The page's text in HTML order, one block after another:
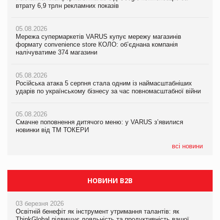
втрату 6,9 трлн рекламних показів
05.08.2026
Мережа супермаркетів VARUS купує мережу магазинів
формату convenience store КОЛО: об’єднана компанія
налічуватиме 374 магазини
05.08.2026
Російська атака 5 серпня стала одним із наймасштабніших
ударів по українському бізнесу за час повномасштабної війни
05.08.2026
Смачне поповнення дитячого меню: у VARUS з’явилися
новинки від ТМ ТОКЕРИ
всі новини
Російська атака 5 серпня стала одним із наймасштабніших
05.08.2026
Смачне поповнення дитячого меню: у VARUS з’явилися
новинки від ТМ ТОКЕРИ
05.08.2026
Сергій Лісунов про заморожені хлібобулочні вироби на
PrivateLabel&FMCG Master 2026
04.08.2026
Через атаку РФ у Дніпрі пошкоджено склад шоколаду
Millennium
втрату 6,9 трлн рекламних показів
05.08.2026
Adidas витратила понад $1 млрд на маркетинг за квартал
продуктів
НОВИНИ B2B
03 березня 2026
Освітній бенефіт як інструмент утримання талантів: як